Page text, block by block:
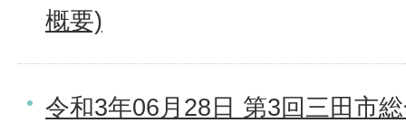
概要)
令和3年06月28日 第3回三田市